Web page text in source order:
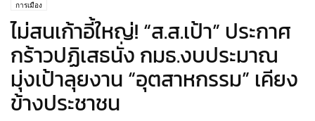
การเมือง
ไม่สนเก้าอี้ใหญ่! “ส.ส.เป้า” ประกาศ
กร้าวปฏิเสธนั่ง กมธ.งบประมาณ
มุ่งเป้าลุยงาน “อุตสาหกรรม” เคียง
ข้างประชาชน